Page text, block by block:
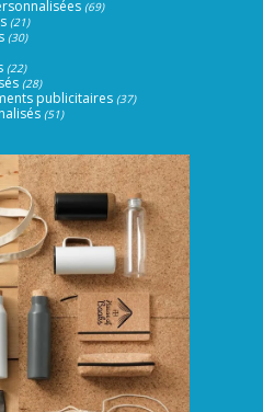
(69)
(21)
(30)
(22)
(28)
publicitaires (37)
(51)